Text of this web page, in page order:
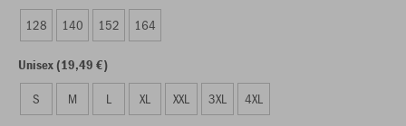
128 140 152 164
Unisex (19,49 €)
S M L XL XXL 3XL 4XL